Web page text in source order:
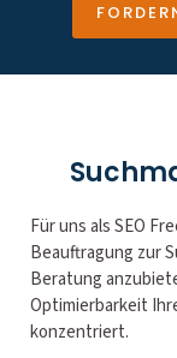
Für uns als SEO
Beauftragung zur
Beratung
Optimierbarkeit
konzentriert.